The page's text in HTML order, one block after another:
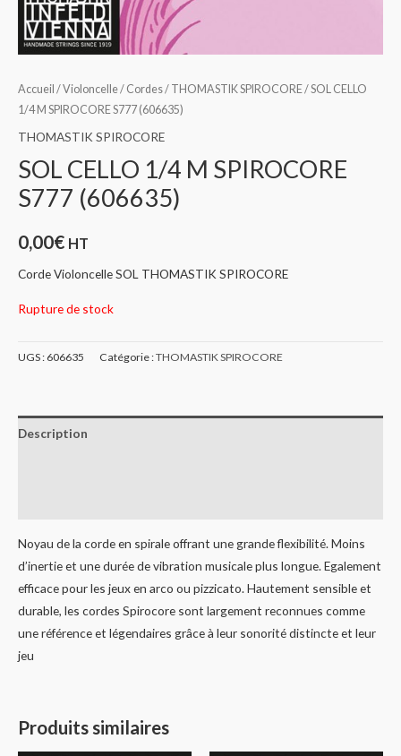
Accueil /Violoncelle/ Cordes/ THOMASTIK SPIROCORE/ SOL CELLO
1/4 M SPIROCORE S777 (606635)
THOMASTIK SPIROCORE
SOL CELLO 1/4 M SPIROCORE
S777 (606635)
0,00€ HT
Corde Violoncelle SOL THOMASTIK SPIROCORE
Rupture de stock
UGS : 606635 Catégorie :THOMASTIK SPIROCORE
Description
Noyau de la corde en spirale offrant une grande flexibilité. Moins
d’inertie et une durée de vibration musicale plus longue. Egalement
efficace pour les jeux en arco ou pizzicato. Hautement sensible et
durable, les cordes Spirocore sont largement reconnues comme
une référence et légendaires grâce à leur sonorité distincte et leur
jeu
Produits similaires